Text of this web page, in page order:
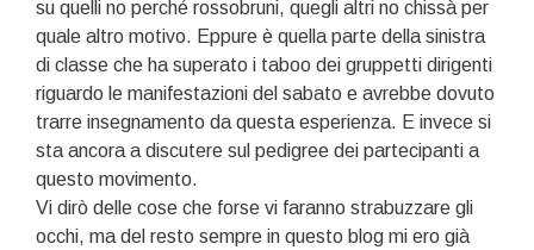
su quelli no perché rossobruni, quegli altri no chissà per
quale altro motivo. Eppure è quella parte della sinistra
di classe che ha superato i taboo dei gruppetti dirigenti
riguardo le manifestazioni del sabato e avrebbe dovuto
trarre insegnamento da questa esperienza. E invece si
sta ancora a discutere sul pedigree dei partecipanti a
questo movimento.
Vi dirò delle cose che forse vi faranno strabuzzare gli
occhi, ma del resto sempre in questo blog mi ero già